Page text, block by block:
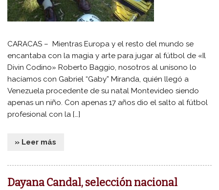
CARACAS – Mientras Europa y el resto del mundo se
encantaba con la magia y arte para jugar al fútbol de «Il
Divin Codino» Roberto Baggio, nosotros al unísono lo
hacíamos con Gabriel “Gaby” Miranda, quién llegó a
Venezuela procedente de su natal Montevideo siendo
apenas un niño. Con apenas 17 años dio el salto al fútbol
profesional con la […]
» Leer más
Dayana Candal, selección nacional